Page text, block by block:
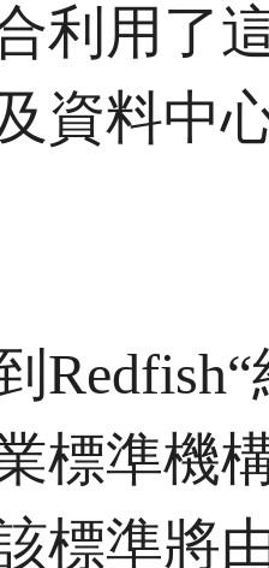
利用了
資料中
標準機
標準將